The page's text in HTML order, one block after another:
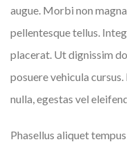
augue. Morbi non
pellentesque tellus.
placerat. Ut dignissim
posuere vehicula
nulla, egestas vel
Phasellus aliquet